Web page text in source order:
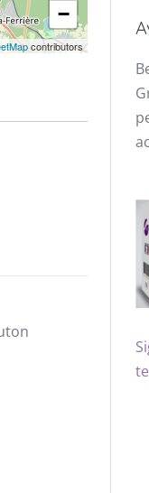
−
contributors